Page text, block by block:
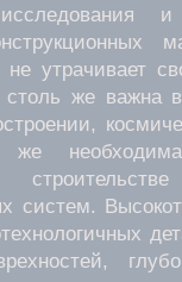
исследования
утрачивает
столь же важна
же
систем.